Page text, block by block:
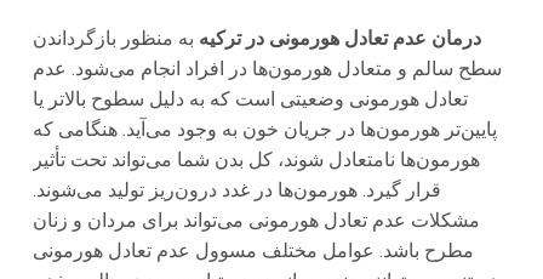
درمان عدم تعادل هورمونی در ترکیه به منظور بازگرداندن
سطح سالم و متعادل هورمون‌ها در افراد انجام می‌شود. عدم
تعادل هورمونی وضعیتی است که به دلیل سطوح بالاتر یا
پایین‌تر هورمون‌ها در جریان خون به وجود می‌آید. هنگامی که
هورمون‌ها نامتعادل شوند، کل بدن شما می‌تواند تحت تأثیر
قرار گیرد. هورمون‌ها در غدد درون‌ریز تولید می‌شوند.
مشکلات عدم تعادل هورمونی می‌تواند برای مردان و زنان
مطرح باشد. عوامل مختلف مسوول عدم تعادل هورمونی